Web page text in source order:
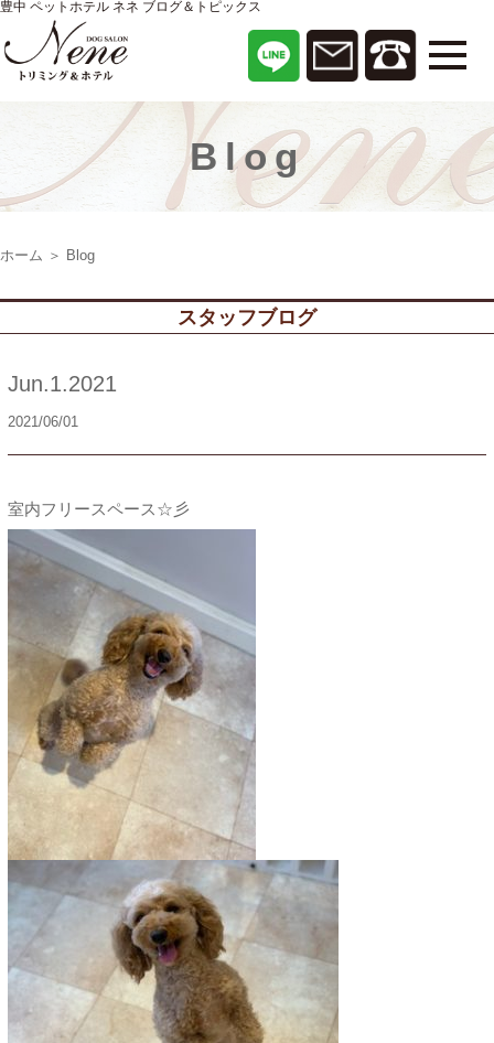
豊中 ペットホテル ネネ ブログ＆トピックス
Blog
ホーム ＞ Blog
スタッフブログ
Jun.1.2021
2021/06/01
室内フリースペース☆彡